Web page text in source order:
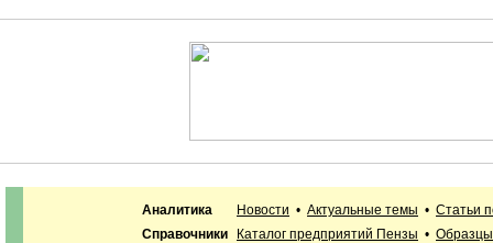
Аналитика Новости • Актуальные темы • Статьи
Справочники
Каталог предприятий Пензы • Образцы